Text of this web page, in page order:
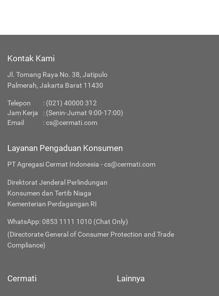
Kontak Kami
Jl. Tomang Raya No. 38, Jatipulo
Palmerah, Jakarta Barat 11430
Telepon : (021) 40000 312
Jam Kerja
: (Senin-Jumat 9:00-17:00)
Email
:cs@cermati.com
Layanan Pengaduan Konsumen
PT Agregasi Cermat Indonesia - cs@cermati.com
Direktorat Jenderal Perlindungan
Konsumen dan Tertib Niaga
Kementerian Perdagangan RI
WhatsApp: 0853 1111 1010 (Chat Only)
(Directorate General of Consumer Protection and Trade
Compliance)
Cermati Lainnya